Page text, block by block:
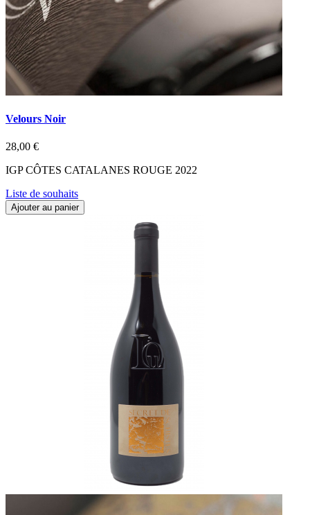
Velours Noir
28,00 €
IGP CÔTES CATALANES ROUGE 2022
Liste de souhaits
Ajouter au panier